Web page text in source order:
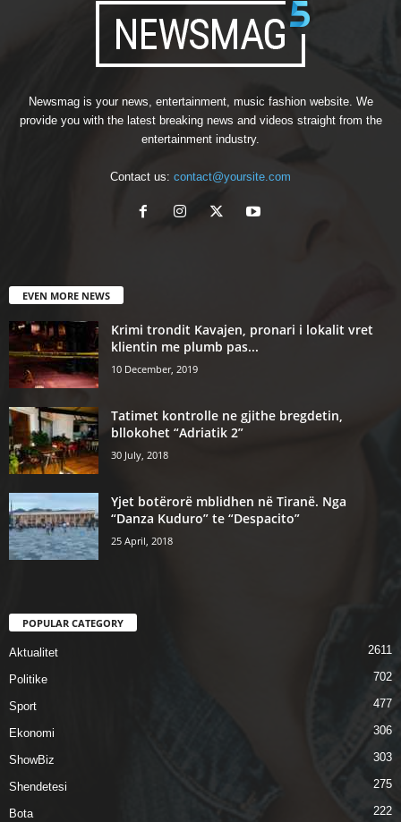
Newsmag is your news, entertainment, music fashion website. We
provide you with the latest breaking news and videos straight from the
entertainment industry.
Contact us: contact@yoursite.com
EVEN MORE NEWS
Krimi trondit Kavajen, pronari i lokalit vret
klientin me plumb pas...
10 December, 2019
Tatimet kontrolle ne gjithe bregdetin,
bllokohet “Adriatik 2”
30 July, 2018
Yjet botërorë mblidhen në Tiranë. Nga
“Danza Kuduro” te “Despacito”
25 April, 2018
POPULAR CATEGORY
Aktualitet 2611
Politike 702
Sport 477
Ekonomi 306
ShowBiz 303
Shendetesi 275
Bota 222